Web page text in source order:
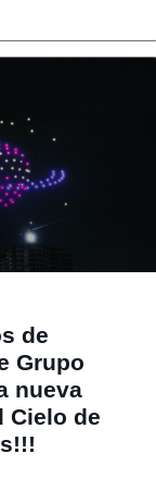
de
Grupo
nueva
de